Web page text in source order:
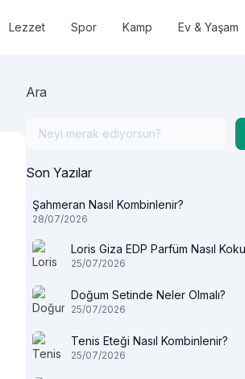
Lezzet Spor Kamp Ev & Yaşam
Ara
Son Yazılar
Şahmeran Nasıl Kombinlenir?
28/07/2026
Loris Giza EDP Parfüm Nasıl
Var?
25/07/2026
Doğum Setinde Neler Olmalı?
25/07/2026
Tenis Eteği Nasıl Kombinlenir?
25/07/2026